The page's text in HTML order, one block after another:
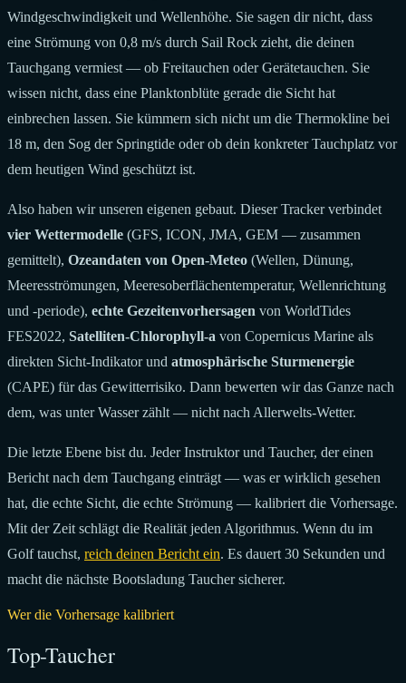
Windgeschwindigkeit und Wellenhöhe. Sie sagen dir nicht, dass
eine Strömung von 0,8 m/s durch Sail Rock zieht, die deinen
Tauchgang vermiest — ob Freitauchen oder Gerätetauchen. Sie
wissen nicht, dass eine Planktonblüte gerade die Sicht hat
einbrechen lassen. Sie kümmern sich nicht um die Thermokline bei
18 m, den Sog der Springtide oder ob dein konkreter Tauchplatz vor
dem heutigen Wind geschützt ist.
Also haben wir unseren eigenen gebaut. Dieser Tracker verbindet
vier Wettermodelle (GFS, ICON, JMA, GEM — zusammen
gemittelt), Ozeandaten von Open-Meteo (Wellen, Dünung,
Meeresströmungen, Meeresoberflächentemperatur, Wellenrichtung
und -periode), echte Gezeitenvorhersagen von WorldTides
FES2022, Satelliten-Chlorophyll-a von Copernicus Marine als
direkten Sicht-Indikator und atmosphärische Sturmenergie
(CAPE) für das Gewitterrisiko. Dann bewerten wir das Ganze nach
dem, was unter Wasser zählt — nicht nach Allerwelts-Wetter.
Die letzte Ebene bist du. Jeder Instruktor und Taucher, der einen
Bericht nach dem Tauchgang einträgt — was er wirklich gesehen
hat, die echte Sicht, die echte Strömung — kalibriert die Vorhersage.
Mit der Zeit schlägt die Realität jeden Algorithmus. Wenn du im
Golf tauchst, reich deinen Bericht ein. Es dauert 30 Sekunden und
macht die nächste Bootsladung Taucher sicherer.
Wer die Vorhersage kalibriert
Top-Taucher